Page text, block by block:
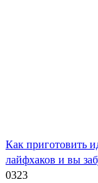
Как приготовить
лайфхаков и вы
0323